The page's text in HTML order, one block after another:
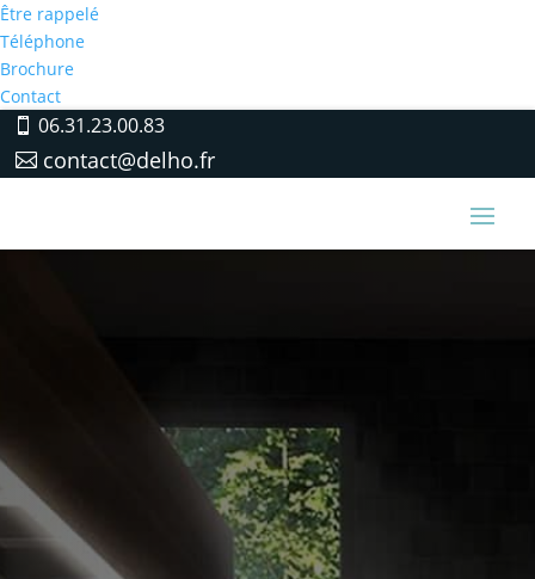
Être rappelé
Téléphone
Brochure
Contact
06.31.23.00.83
contact@delho.fr